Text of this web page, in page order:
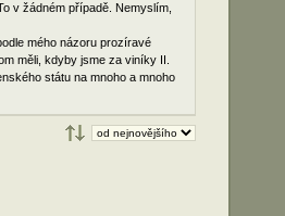
v žádném případě. Nemyslím,
mého názoru prozíravé
měli, kdyby jsme za viníky II.
státu na mnoho a mnoho